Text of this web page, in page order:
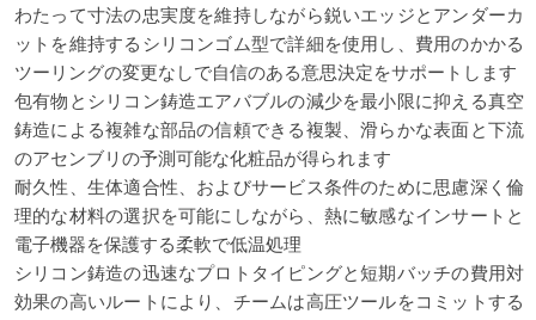
わたって寸法の忠実度を維持しながら鋭いエッジとアンダーカ
ットを維持するシリコンゴム型で詳細を使用し、費用のかかる
ツーリングの変更なしで自信のある意思決定をサポートします
包有物とシリコン鋳造エアバブルの減少を最小限に抑える真空
鋳造による複雑な部品の信頼できる複製、滑らかな表面と下流
のアセンブリの予測可能な化粧品が得られます
耐久性、生体適合性、およびサービス条件のために思慮深く倫
理的な材料の選択を可能にしながら、熱に敏感なインサートと
電子機器を保護する柔軟で低温処理
シリコン鋳造の迅速なプロトタイピングと短期バッチの費用対
効果の高いルートにより、チームは高圧ツールをコミットする